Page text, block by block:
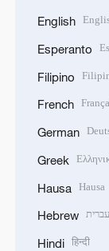
English
Esperanto
Filipino
French
German
Greek
Hausa Hausa
Hebrew עברית
Hindi हिन्दी